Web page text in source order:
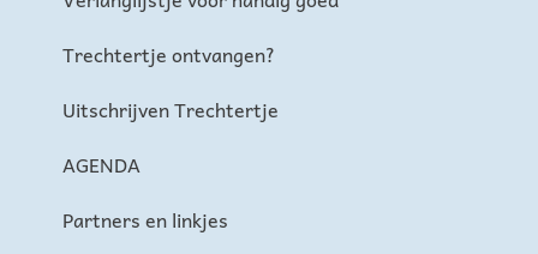
Trechtertje ontvangen?
Uitschrijven Trechtertje
AGENDA
Partners en linkjes